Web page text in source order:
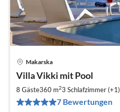
Makarska
Villa Vikki mit Pool
8 Gäste360 m23 Schlafzimmer (+1)
7 Bewertungen